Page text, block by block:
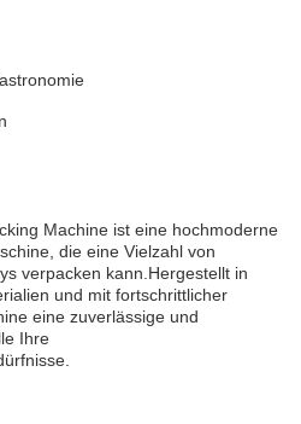
Machine ist eine hochmoderne
die eine Vielzahl von
verpacken kann.Hergestellt in
und mit fortschrittlicher
eine zuverlässige und
Ihre